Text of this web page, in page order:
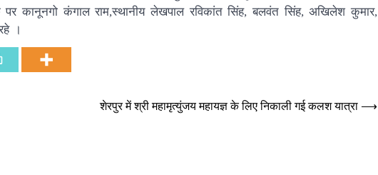
कानूनगो कंगाल राम,स्थानीय लेखपाल रविकांत सिंह, बलवंत सिंह, अखिलेश कुमार,
।
शेरपुर में श्री महामृत्युंजय महायज्ञ के लिए निकाली गई कलश यात्रा ⟶